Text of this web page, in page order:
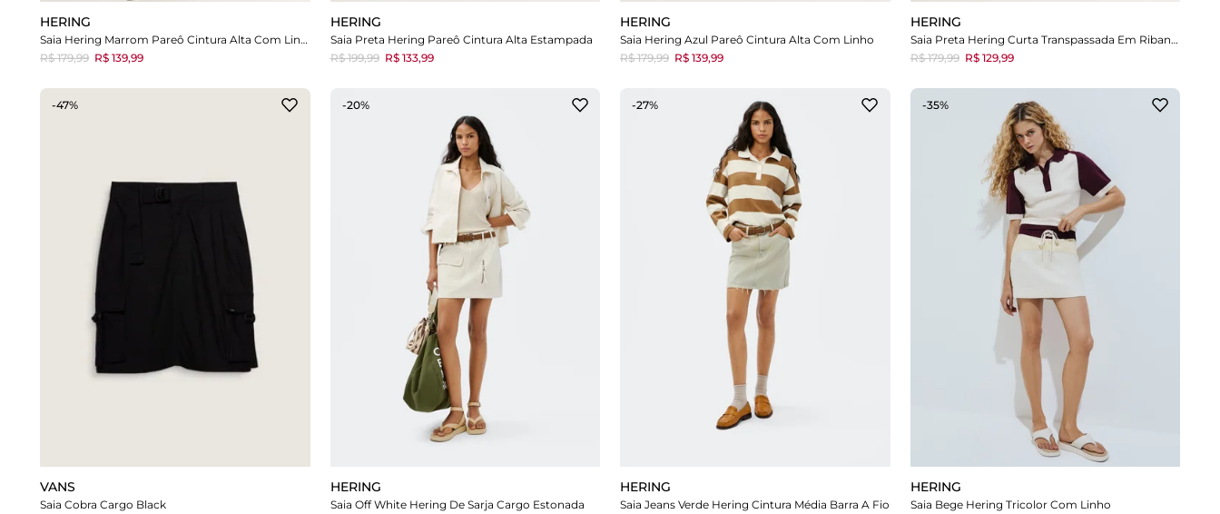
HERING
Saia Hering Marrom Pareô Cintura Alta Com Linho
R$ 179,99 R$ 139,99
HERING
Saia Preta Hering Pareô Cintura Alta Estampada
R$ 199,99 R$ 133,99
HERING
Saia Hering Azul Pareô Cintura Alta Com Linho
R$ 179,99 R$ 139,99
HERING
Saia Preta Hering Curta Transpassada Em Ribana Lisa
R$ 179,99 R$ 129,99
-47%
VANS
Saia Cobra Cargo Black
-20%
HERING
Saia Off White Hering De Sarja Cargo Estonada
-27%
HERING
Saia Jeans Verde Hering Cintura Média Barra A Fio
-35%
HERING
Saia Bege Hering Tricolor Com Linho